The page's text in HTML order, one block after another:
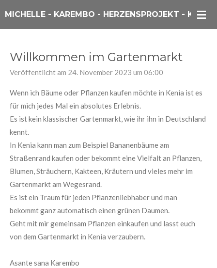
Zum
MICHELLE - KAREMBO - HERZENSPROJEKT - KENIA
Willkommen im Gartenmarkt
Veröffentlicht am 24. November 2023 um 06:00
Wenn ich Bäume oder Pflanzen kaufen möchte in Kenia ist es
für mich jedes Mal ein absolutes Erlebnis.
Es ist kein klassischer Gartenmarkt, wie ihr ihn in Deutschland
kennt.
In Kenia kann man zum Beispiel Bananenbäume am
Straßenrand kaufen oder bekommt eine Vielfalt an Pflanzen,
Blumen, Sträuchern, Kakteen, Kräutern und vieles mehr im
Gartenmarkt am Wegesrand.
Es ist ein Traum für jeden Pflanzenliebhaber und man
bekommt ganz automatisch einen grünen Daumen.
Geht mit mir gemeinsam Pflanzen einkaufen und lasst euch
von dem Gartenmarkt in Kenia verzaubern.
Asantesana Karembo